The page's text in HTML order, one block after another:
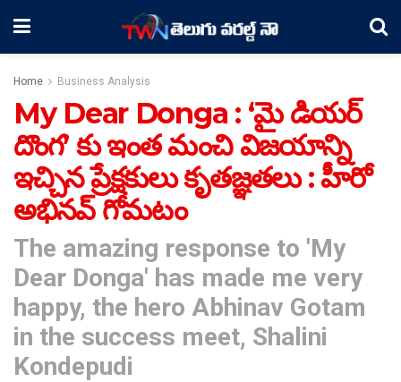
Home Business Analysis
My Dear Donga : ‘మై డియర్
దొంగ’ కు ఇంత మంచి విజయాన్ని
ఇచ్చిన ప్రేక్షకులు కృతజ్ఞతలు : హీరో
అభినవ్ గోమటం
The amazing response to 'My
Dear Donga' has made me very
happy, the hero Abhinav Gotam
in the success meet, Shalini
Kondepudi